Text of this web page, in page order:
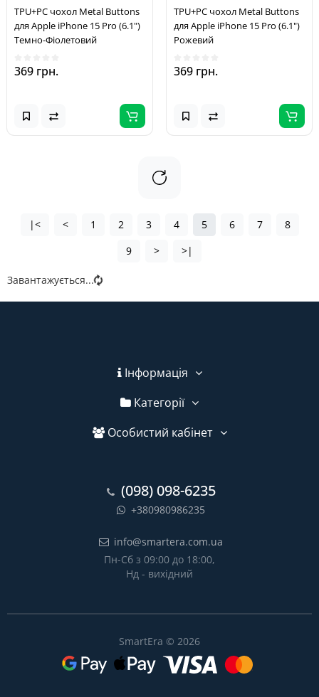
TPU+PC чохол Metal Buttons
для Apple iPhone 15 Pro (6.1")
Темно-Фіолетовий
369 грн.
TPU+PC чохол Metal Buttons
для Apple iPhone 15 Pro (6.1")
Рожевий
369 грн.
|< < 1 2 3 4 5 6 7
8
9
> >|
Завантажується...
Інформація
Категорії
Особистий кабінет
(098) 098-6235
+380980986235
info@smartera.com.ua
Пн-Сб з 09:00 до 18:00,
Нд - вихідний
SmartEra © 2026